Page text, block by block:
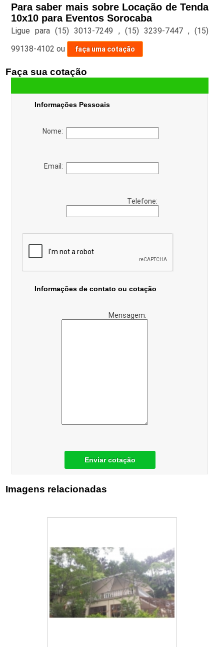
Para saber mais sobre Locação de Tenda
10x10 para Eventos Sorocaba
Ligue para(15) 3013-7249 , (15) 3239-7447 ,(15)
99138-4102 ou faça uma cotação
Faça sua cotação
Informações Pessoais
Nome:
Email:
Telefone:
Informações de contato ou cotação
Mensagem:
Enviar cotação
Imagens relacionadas